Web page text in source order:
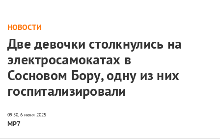
НОВОСТИ
Две девочки столкнулись на
электросамокатах в
Сосновом Бору, одну из них
госпитализировали
МР7